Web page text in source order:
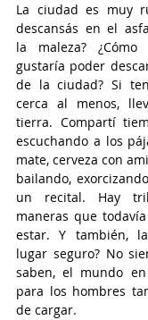
La ciudad es muy
descansás en el
la maleza? ¿Cómo
gustaría poder
de la ciudad? Si
cerca al menos,
tierra. Compartí
escuchando a los
mate, cerveza con
bailando,
un recital. Hay
maneras que
estar. Y también,
lugar seguro? No
saben, el mundo
para los hombres
de cargar.